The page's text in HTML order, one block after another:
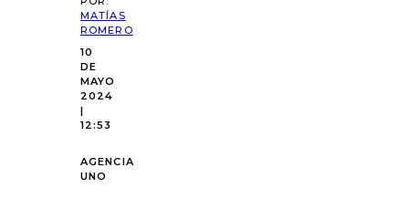
MATÍAS
ROMERO
10
DE
MAYO
2024
|
12:53
AGENCIA
UNO